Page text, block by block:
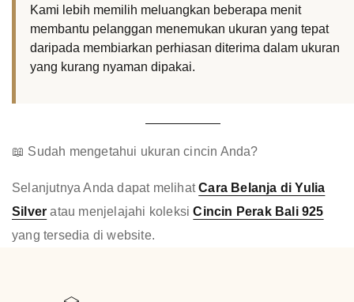
Kami lebih memilih meluangkan beberapa menit
membantu pelanggan menemukan ukuran yang tepat
daripada membiarkan perhiasan diterima dalam ukuran
yang kurang nyaman dipakai.
📖 Sudah mengetahui ukuran cincin Anda?
Selanjutnya Anda dapat melihatCara Belanja di Yulia
Silver atau menjelajahi koleksiCincin Perak Bali 925
yang tersedia di website.